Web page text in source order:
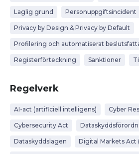
Laglig grund Personuppgiftsincident
Privacy by Design & Privacy by Default
Profilering och automatiserat
Registerförteckning Sanktioner
Regelverk
AI-act (artificiell intelligens) Cyber
Cybersecurity Act
Dataskyddslagen Digital Markets Act